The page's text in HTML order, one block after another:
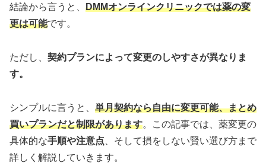
結論から言うと、 DMMオンラインクリニックでは薬の変
更は可能です。
ただし、 契約プランによって変更のしやすさが異なりま
す。
シンプルに言うと、 単月契約なら自由に変更可能、まとめ
買いプランだと制限があります。この記事では、薬変更の
具体的な手順や注意点 、そして損をしない賢い選び方まで
詳しく解説していきます。